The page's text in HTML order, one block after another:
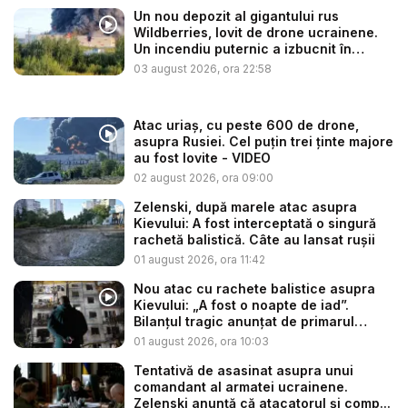
Un nou depozit al gigantului rus
Wildberries, lovit de drone ucrainene.
Un incendiu puternic a izbucnit în
regiu...
03 august 2026, ora 22:58
Atac uriaș, cu peste 600 de drone,
asupra Rusiei. Cel puțin trei ținte majore
au fost lovite - VIDEO
02 august 2026, ora 09:00
Zelenski, după marele atac asupra
Kievului: A fost interceptată o singură
rachetă balistică. Câte au lansat rușii
01 august 2026, ora 11:42
Nou atac cu rachete balistice asupra
Kievului: „A fost o noapte de iad”.
Bilanțul tragic anunțat de primarul
Klits...
01 august 2026, ora 10:03
Tentativă de asasinat asupra unui
comandant al armatei ucrainene.
Zelenski anunță că atacatorul și comp...